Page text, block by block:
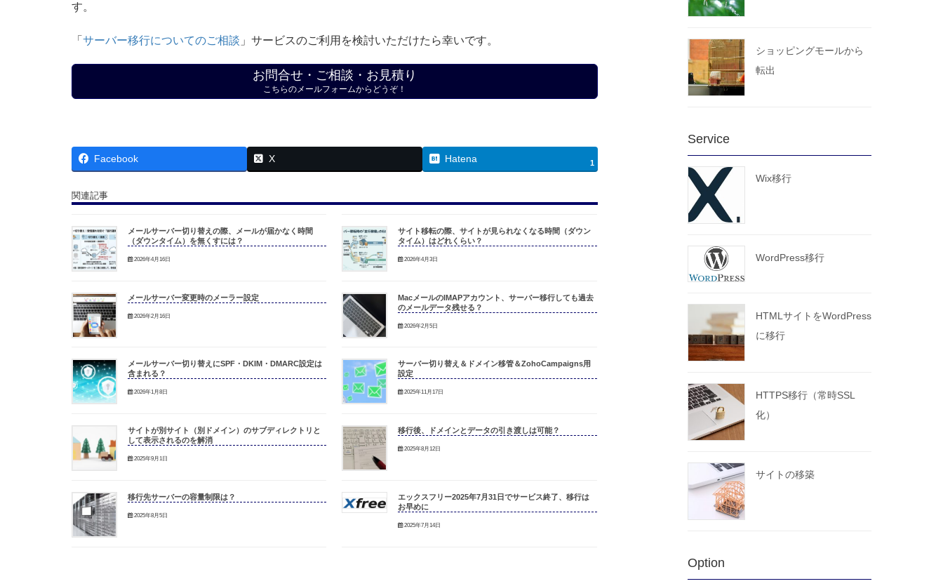
す。
「 サーバー移行についてのご相談 」サービスのご利用を検討いただけたら幸いです。
お問合せ・ご相談・お見積り
こちらのメールフォームからどうぞ！
Facebook X Hatena 1
関連記事
メールサーバー切り替えの際、メールが届かなく時間
（ダウンタイム）を無くすには？
2026年4月16日
サイト移転の際、サイトが見られなくなる時間（ダウン
タイム）はどれくらい？
2026年4月3日
メールサーバー変更時のメーラー設定
2026年2月16日
MacメールのIMAPアカウント、サーバー移行しても過去
のメールデータ残せる？
2026年2月5日
メールサーバー切り替えにSPF・DKIM・DMARC設定は
含まれる？
2026年1月8日
サーバー切り替え＆ドメイン移管＆ZohoCampaigns用
設定
2025年11月17日
サイトが別サイト（別ドメイン）のサブディレクトリと
して表示されるのを解消
2025年9月1日
移行後、ドメインとデータの引き渡しは可能？
2025年8月12日
移行先サーバーの容量制限は？
2025年8月5日
エックスフリー2025年7月31日でサービス終了、移行は
お早めに
2025年7月14日
ショッピングモールから
転出
Service
Wix移行
WordPress移行
HTMLサイトをWordPress
に移行
HTTPS移行（常時SSL
化）
サイトの移築
Option